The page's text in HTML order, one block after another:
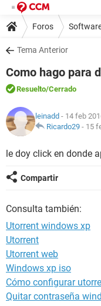
Foros
Tema Anterior
Como hago para
Resuelto/Cerrado
leinadd - 14 feb
Ricardo29 - 15
le doy click en donde
Compartir
Consulta también:
Utorrent windows xp
Utorrent
Utorrent web
Windows xp iso
Cómo configurar
Quitar contraseña